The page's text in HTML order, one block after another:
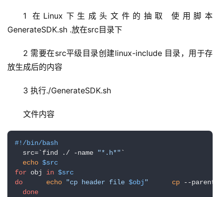
化
字
绘
梦
1 在Linux下生成头文件的抽取 使用脚本
GenerateSDK.sh .放在src目录下
2 需要在src平级目录创建linux-include 目录，用于存
放生成后的内容
3 执行./GenerateSDK.sh
文件内容
#!/bin/bash
  src=`find ./ -name
"*.h*" `
echo $src
for obj in $src
do
echo "cp header file $obj " cp --
done